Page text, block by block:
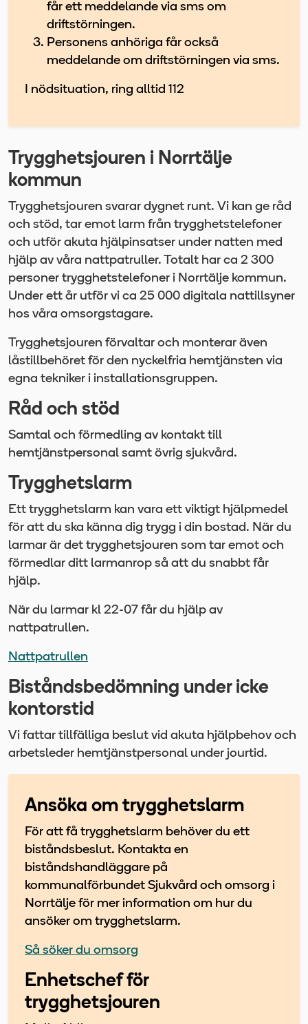
får ett meddelande via sms om
driftstörningen.
Personens anhöriga får också
meddelande om driftstörningen via sms.
I nödsituation, ring alltid 112
Trygghetsjouren i Norrtälje
kommun
Trygghetsjouren svarar dygnet runt. Vi kan ge råd
och stöd, tar emot larm från trygghetstelefoner
och utför akuta hjälpinsatser under natten med
hjälp av våra nattpatruller. Totalt har ca 2 300
personer trygghetstelefoner i Norrtälje kommun.
Under ett år utför vi ca 25 000 digitala nattillsyner
hos våra omsorgstagare.
Trygghetsjouren förvaltar och monterar även
låstillbehöret för den nyckelfria hemtjänsten via
egna tekniker i installationsgruppen.
Råd och stöd
Samtal och förmedling av kontakt till
hemtjänstpersonal samt övrig sjukvård.
Trygghetslarm
Ett trygghetslarm kan vara ett viktigt hjälpmedel
för att du ska känna dig trygg i din bostad. När du
larmar är det trygghetsjouren som tar emot och
förmedlar ditt larmanrop så att du snabbt får
hjälp.
När du larmar kl 22-07 får du hjälp av
nattpatrullen.
Nattpatrullen
Biståndsbedömning under icke
kontorstid
Vi fattar tillfälliga beslut vid akuta hjälpbehov och
arbetsleder hemtjänstpersonal under jourtid.
Ansöka om trygghetslarm
För att få trygghetslarm behöver du ett
biståndsbeslut. Kontakta en
biståndshandläggare på
kommunalförbundet Sjukvård och omsorg i
Norrtälje för mer information om hur du
ansöker om trygghetslarm.
Så söker du omsorg
Enhetschef för
trygghetsjouren